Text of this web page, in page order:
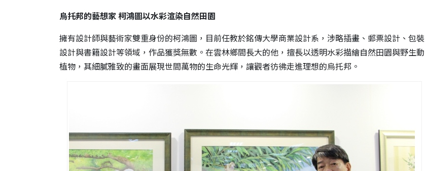
烏托邦的藝想家柯鴻圖以水彩渲染自然田園
擁有設計師與藝術家雙重身份的柯鴻圖，目前任教於銘傳大學商業設計系，涉略插畫、郵票設計、包裝
設計與書籍設計等領域，作品獲獎無數。在雲林鄉間長大的他，擅長以透明水彩描繪自然田園與野生動
植物，其細膩雅致的畫面展現世間萬物的生命光輝，讓觀者彷彿走進理想的烏托邦。